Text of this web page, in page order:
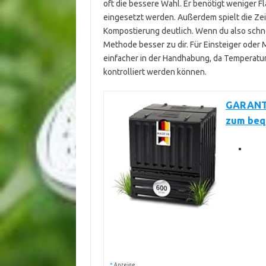
oft die bessere Wahl. Er benötigt weniger
eingesetzt werden. Außerdem spielt die
Kompostierung deutlich. Wenn du also
Methode besser zu dir. Für Einsteiger oder
einfacher in der Handhabung, da
kontrolliert werden können.
zum
* Anzeige